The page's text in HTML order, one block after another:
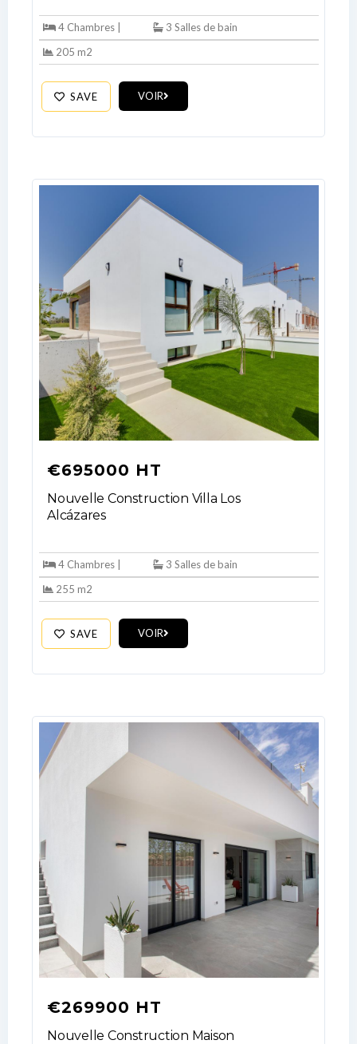
4 Chambres |
3 Salles de bain
205 m2
SAVE VOIR
€695000 HT
Nouvelle Construction Villa Los
Alcázares
4 Chambres |
3 Salles de bain
255 m2
SAVE VOIR
€269900 HT
Nouvelle Construction Maison
Log In